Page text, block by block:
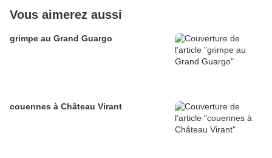
Vous aimerez aussi
grimpe au Grand Guargo
couennes à Château Virant